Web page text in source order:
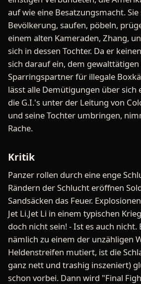
auf wie eine Besatzungsmacht.
Bevölkerung, saufen, pöbeln,
einem alten Kameraden, Zhang,
sich in dessen Tochter. Da er
sich darauf ein, dem gewalttätigen
Sparringspartner für illegale
lässt alle Demütigungen über sich
die G.I.'s unter der Leitung von
und seine Tochter umbringen,
Rache.
Kritik
Panzer rollen durch eine enge
Rändern der Schlucht eröffnen
Sandsäcken das Feuer.
Jet Li.Jet Li in einem typischen
doch nicht sein! - Ist es auch nicht.
nämlich zu einem der unzähligen
Heldenstreifen mutiert, ist die
ganz nett und trashig inszeniert)
schon vorbei. Dann wird "Final